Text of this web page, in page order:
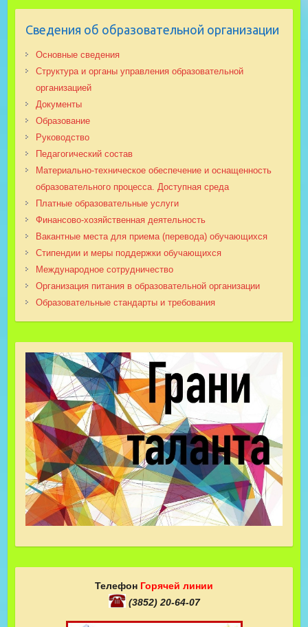
Сведения об образовательной организации
Основные сведения
Структура и органы управления образовательной
организацией
Документы
Образование
Руководство
Педагогический состав
Материально-техническое обеспечение и оснащенность
образовательного процесса. Доступная среда
Платные образовательные услуги
Финансово-хозяйственная деятельность
Вакантные места для приема (перевода) обучающихся
Стипендии и меры поддержки обучающихся
Международное сотрудничество
Организация питания в образовательной организации
Образовательные стандарты и требования
Телефон Горячей линии
(3852) 20-64-07